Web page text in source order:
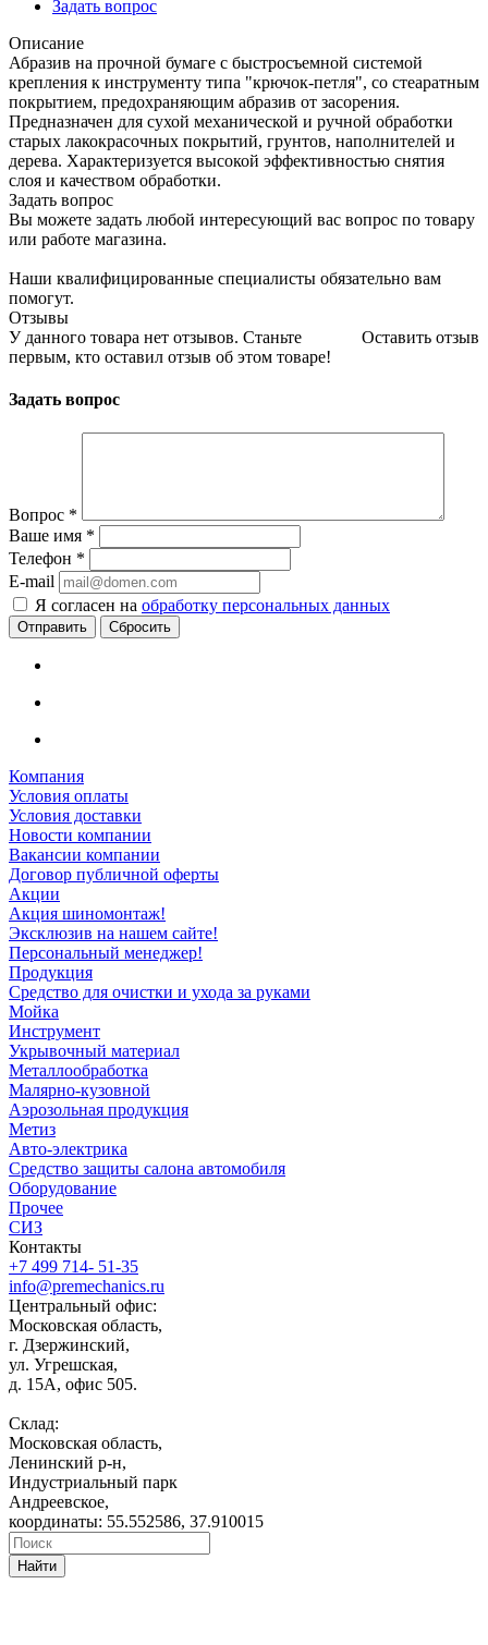
Задать вопрос
Описание
Абразив на прочной бумаге с быстросъемной системой
крепления к инструменту типа "крючок-петля", со стеаратным
покрытием, предохраняющим абразив от засорения.
Предназначен для сухой механической и ручной обработки
старых лакокрасочных покрытий, грунтов, наполнителей и
дерева. Характеризуется высокой эффективностью снятия
слоя и качеством обработки.
Задать вопрос
Вы можете задать любой интересующий вас вопрос по товару
или работе магазина.
Наши квалифицированные специалисты обязательно вам
помогут.
Отзывы
Оставить отзыв
У данного товара нет отзывов. Станьте
первым, кто оставил отзыв об этом товаре!
Задать вопрос
Вопрос *
Ваше имя *
Телефон *
E-mail
Я согласен на обработку персональных данных
Сбросить
Компания
Условия оплаты
Условия доставки
Новости компании
Вакансии компании
Договор публичной оферты
Акции
Акция шиномонтаж!
Эксклюзив на нашем сайте!
Персональный менеджер!
Продукция
Средство для очистки и ухода за руками
Мойка
Инструмент
Укрывочный материал
Металлообработка
Малярно-кузовной
Аэрозольная продукция
Метиз
Авто-электрика
Средство защиты салона автомобиля
Оборудование
Прочее
СИЗ
Контакты
+7 499 714- 51-35
info@premechanics.ru
Центральный офис:
Московская область,
г. Дзержинский,
ул. Угрешская,
д. 15А, офис 505.
Склад:
Московская область,
Ленинский р-н,
Индустриальный парк
Андреевское,
координаты: 55.552586, 37.910015
Найти